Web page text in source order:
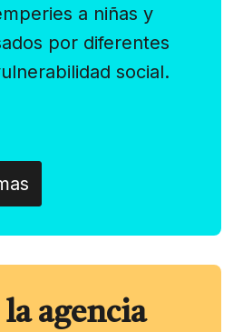
a niñas y
por diferentes
social.
la agencia